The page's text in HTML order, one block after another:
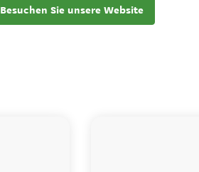
Besuchen Sie unsere Website